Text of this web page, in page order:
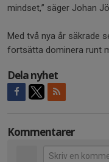
mindset,” säger Johan
Med två nya år säkrade
fortsätta dominera runt
Dela nyhet
Kommentarer